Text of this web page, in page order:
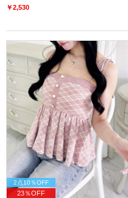
￥2,530
2点10％OFF
23％OFF